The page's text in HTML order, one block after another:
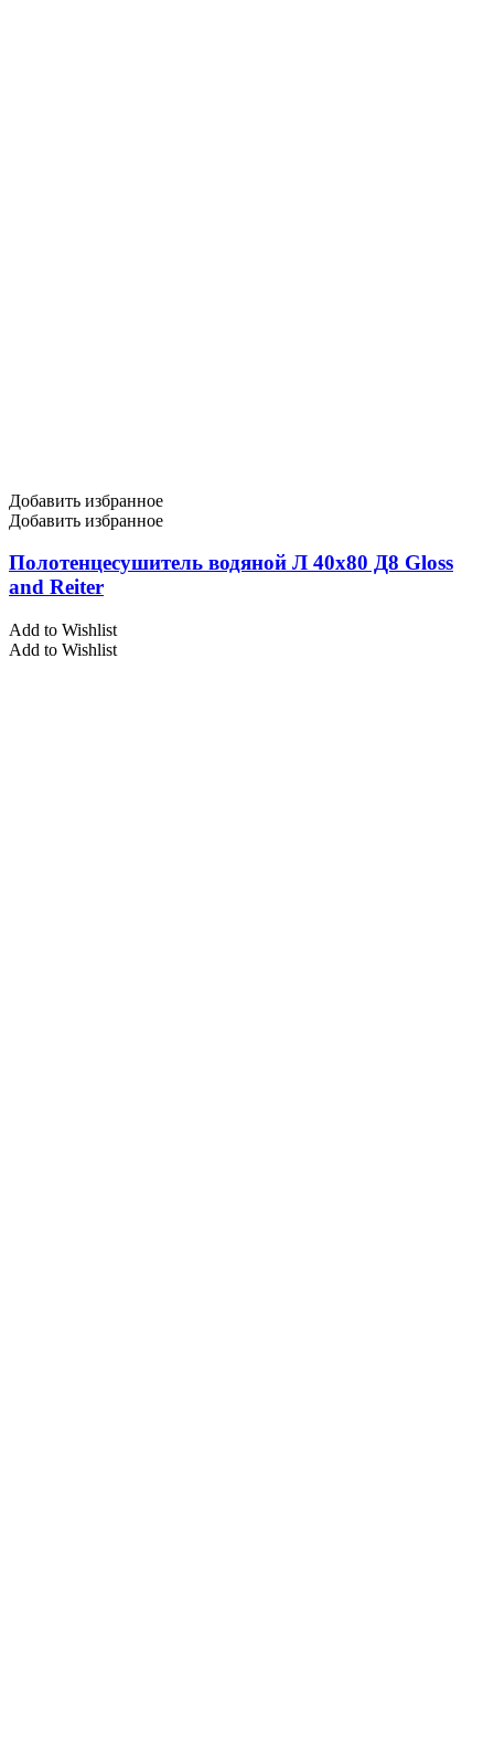
Добавить избранное
Добавить избранное
Полотенцесушитель водяной Л 40х80 Д8 Gloss
and Reiter
Add to Wishlist
Add to Wishlist